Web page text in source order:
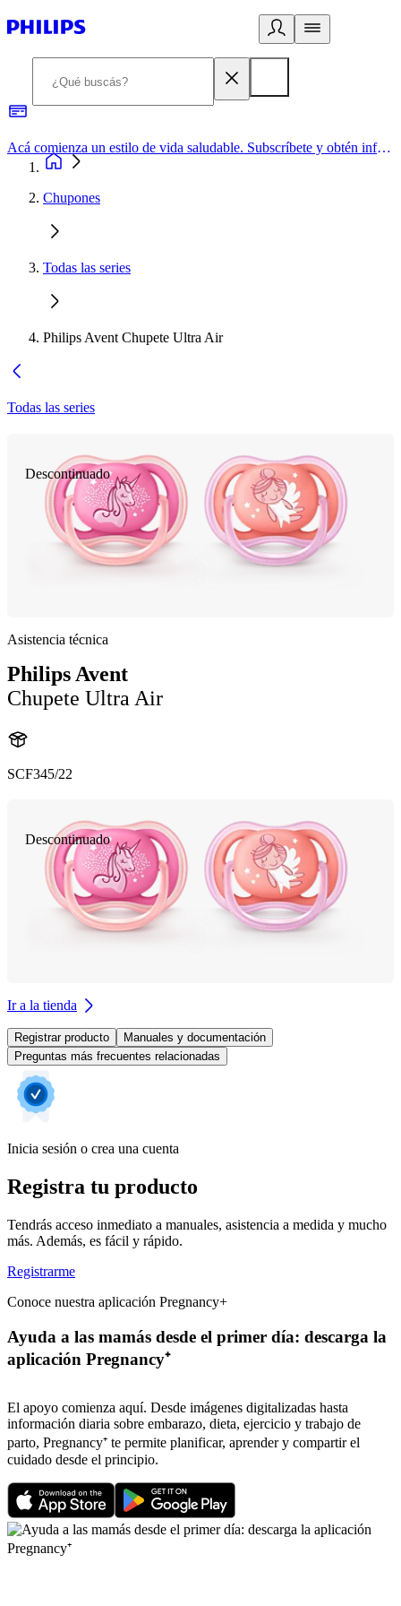
Acá comienza un estilo de vida saludable. Subscríbete y obtén información de primera mano
Chupones
Todas las series
Philips Avent Chupete Ultra Air
Todas las series
Descontinuado
Asistencia técnica
Philips Avent
Chupete Ultra Air
SCF345/22
Descontinuado
Ir a la tienda
Registrar producto
Manuales y documentación
Preguntas más frecuentes relacionadas
Inicia sesión o crea una cuenta
Registra tu producto
Tendrás acceso inmediato a manuales, asistencia a medida y mucho
más. Además, es fácil y rápido.
Registrarme
Conoce nuestra aplicación Pregnancy+
Ayuda a las mamás desde el primer día: descarga la
aplicación Pregnancy⁺
El apoyo comienza aquí. Desde imágenes digitalizadas hasta
información diaria sobre embarazo, dieta, ejercicio y trabajo de
parto, Pregnancy⁺ te permite planificar, aprender y compartir el
cuidado desde el principio.